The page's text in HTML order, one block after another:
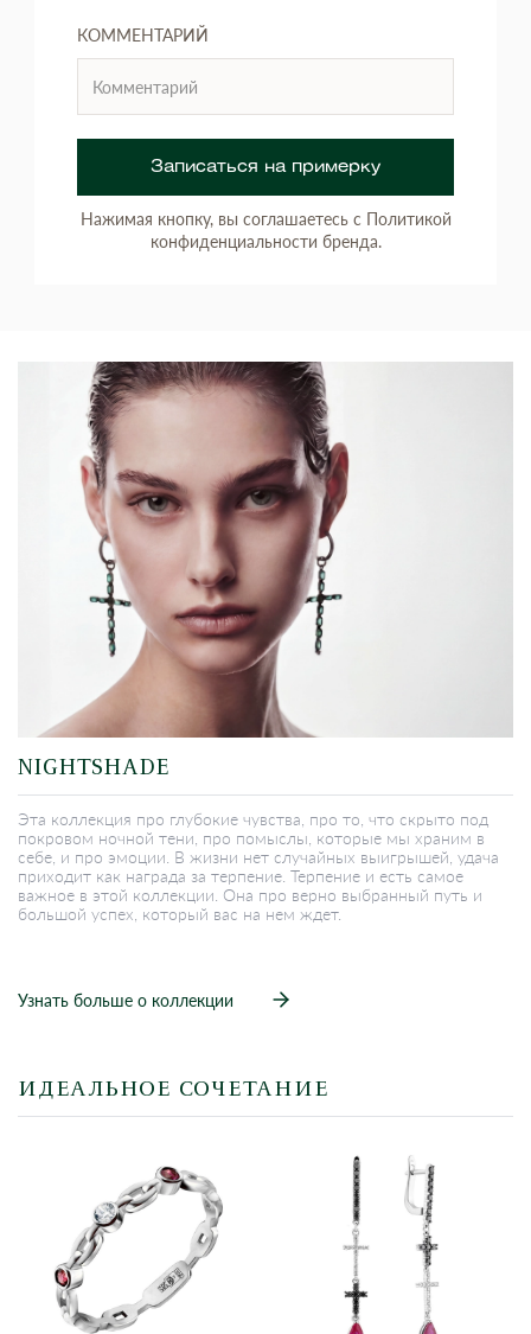
КОММЕНТАРИЙ
Записаться на примерку
Нажимая кнопку, вы соглашаетесь с Политикой
конфиденциальности бренда.
ИДЕАЛЬНОЕ СОЧЕТАНИЕ
NIGHTSHADE
Эта коллекция про глубокие чувства, про то, что скрыто под
покровом ночной тени, про помыслы, которые мы храним в
себе, и про эмоции. В жизни нет случайных выигрышей, удача
приходит как награда за терпение. Терпение и есть самое
важное в этой коллекции. Она про верно выбранный путь и
большой успех, который вас на нем ждет.
Узнать больше о коллекции